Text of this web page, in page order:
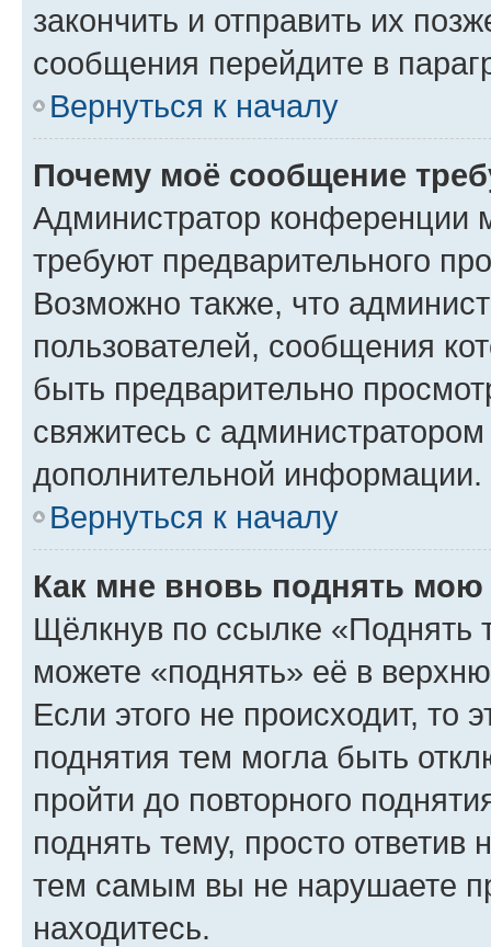
закончить и отправить их
сообщения перейдите в
Вернуться к началу
Почему моё сообщение
Администратор конференции
требуют предварительного
Возможно также, что
пользователей, сообщения
быть предварительно
свяжитесь с
дополнительной информации.
Вернуться к началу
Как мне вновь поднять мою
Щёлкнув по ссылке «Поднять
можете «поднять» её в
Если этого не происходит, то
поднятия тем могла быть
пройти до повторного
поднять тему, просто ответив
тем самым вы не нарушаете
находитесь.